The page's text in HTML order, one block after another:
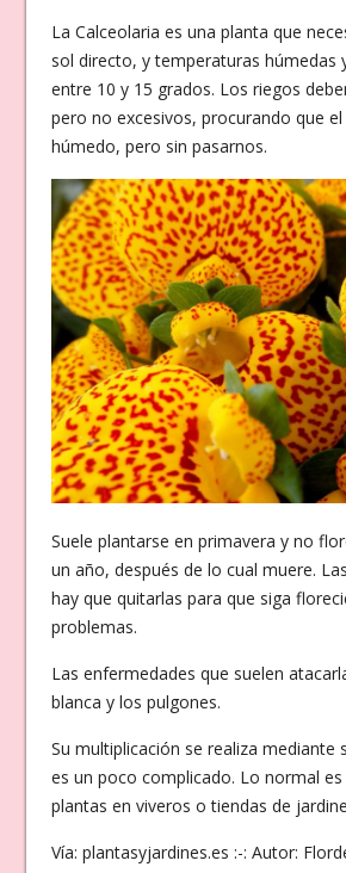
La Calceolaria es una planta que
sol directo, y temperaturas húmedas
entre 10 y 15 grados. Los riegos
pero no excesivos, procurando que
húmedo, pero sin pasarnos.
Suele plantarse en primavera y no
un año, después de lo cual muere.
hay que quitarlas para que siga
problemas.
Las enfermedades que suelen
blanca y los pulgones.
Su multiplicación se realiza mediante
es un poco complicado. Lo normal es
plantas en viveros o tiendas de
Vía: plantasyjardines.es :-: Autor: